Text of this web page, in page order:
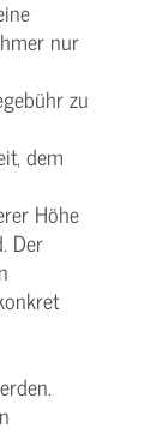
nur
zu
dem
Höhe
Der